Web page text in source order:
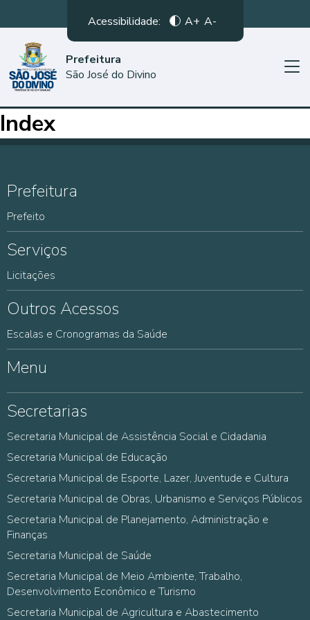
Acessibilidade: A+ A-
Prefeitura
São José do Divino
Index
Prefeitura
Prefeito
Serviços
Licitações
Outros Acessos
Escalas e Cronogramas da Saúde
Menu
Secretarias
Secretaria Municipal de Assistência Social e Cidadania
Secretaria Municipal de Educação
Secretaria Municipal de Esporte, Lazer, Juventude e Cultura
Secretaria Municipal de Obras, Urbanismo e Serviços Públicos
Secretaria Municipal de Planejamento, Administração e
Finanças
Secretaria Municipal de Saúde
Secretaria Municipal de Meio Ambiente, Trabalho,
Desenvolvimento Econômico e Turismo
Secretaria Municipal de Agricultura e Abastecimento